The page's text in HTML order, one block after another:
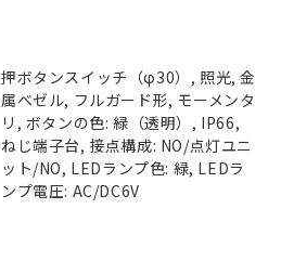
押ボタンスイッチ（φ30）, 照光, 金
属ベゼル, フルガード形, モーメンタ
リ, ボタンの色: 緑（透明）, IP66,
ねじ端子台, 接点構成: NO/点灯ユニ
ット/NO, LEDランプ色: 緑, LEDラ
ンプ電圧: AC/DC6V